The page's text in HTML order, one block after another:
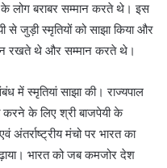
लोग बराबर सम्मान करते थे। इस
से जुड़ी स्मृतियों को साझा किया और
रखते थे और सम्मान करते थे।
स्मृतियां साझा की। राज्यपाल
करने के लिए श्री बाजपेयी के
मंचो पर भारत का
भारत को जब कमजोर देश